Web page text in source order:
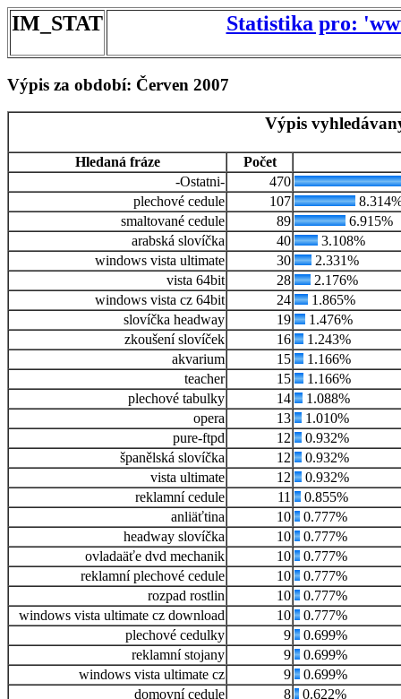
IM_STAT Statistika pro:
Výpis za období: Červen 2007
Výpis
Hledaná fráze
Počet
-Ostatni-
470
plechové cedule
107
smaltované cedule
89
6.915%
arabská slovíčka
40
3.108%
windows vista ultimate
30
2.331%
vista 64bit
28
2.176%
windows vista cz 64bit
24
1.865%
slovíčka headway
19
1.476%
zkoušení slovíček
16
1.243%
akvarium
15
1.166%
teacher
15
1.166%
plechové tabulky
14
1.088%
opera
13
1.010%
pure-ftpd
12
0.932%
španělská slovíčka
12
0.932%
vista ultimate
12
0.932%
reklamní cedule
11
0.855%
anliäťtina
10
0.777%
headway slovíčka
10
0.777%
ovladaäťe dvd mechanik
10
0.777%
reklamní plechové cedule
10
0.777%
rozpad rostlin
10
0.777%
windows vista ultimate cz download
10
0.777%
plechové cedulky
9
0.699%
reklamní stojany
9
0.699%
windows vista ultimate cz
9
0.699%
domovní cedule
8
0.622%